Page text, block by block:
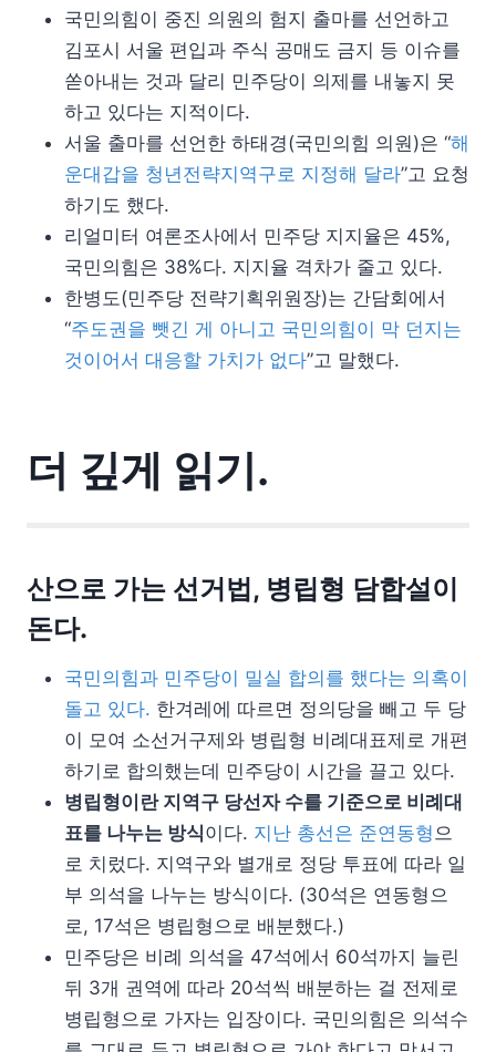
국민의힘이 중진 의원의 험지 출마를 선언하고
김포시 서울 편입과 주식 공매도 금지 등 이슈를
쏟아내는 것과 달리 민주당이 의제를 내놓지 못
하고 있다는 지적이다.
서울 출마를 선언한 하태경(국민의힘 의원)은 “해
운대갑을 청년전략지역구로 지정해 달라”고 요청
하기도 했다.
리얼미터 여론조사에서 민주당 지지율은 45%,
국민의힘은 38%다. 지지율 격차가 줄고 있다.
한병도(민주당 전략기획위원장)는 간담회에서
“주도권을 뺏긴 게 아니고 국민의힘이 막 던지는
것이어서 대응할 가치가 없다”고 말했다.
더 깊게 읽기.
산으로 가는 선거법, 병립형 담합설이
돈다.
국민의힘과 민주당이 밀실 합의를 했다는 의혹이
돌고 있다. 한겨레에 따르면 정의당을 빼고 두 당
이 모여 소선거구제와 병립형 비례대표제로 개편
하기로 합의했는데 민주당이 시간을 끌고 있다.
병립형이란 지역구 당선자 수를 기준으로 비례대
표를 나누는 방식이다. 지난 총선은 준연동형 으
로 치렀다. 지역구와 별개로 정당 투표에 따라 일
부 의석을 나누는 방식이다. (30석은 연동형으
로, 17석은 병립형으로 배분했다.)
민주당은 비례 의석을 47석에서 60석까지 늘린
뒤 3개 권역에 따라 20석씩 배분하는 걸 전제로
병립형으로 가자는 입장이다. 국민의힘은 의석수